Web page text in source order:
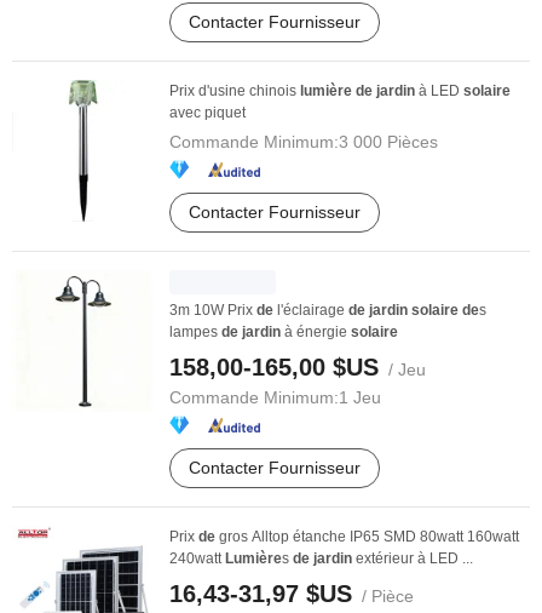
Contacter Fournisseur
Prix d'usine chinois lumière de jardin à LED solaire
avec piquet
Commande Minimum:3 000 Pièces
Contacter Fournisseur
3m 10W Prix de l'éclairage de jardin solaire des
lampes de jardin à énergie solaire
158,00-165,00 $US / Jeu
Commande Minimum:1 Jeu
Contacter Fournisseur
Prix de gros Alltop étanche IP65 SMD 80watt 160watt
240watt Lumières de jardin extérieur à LED ...
16,43-31,97 $US / Pièce